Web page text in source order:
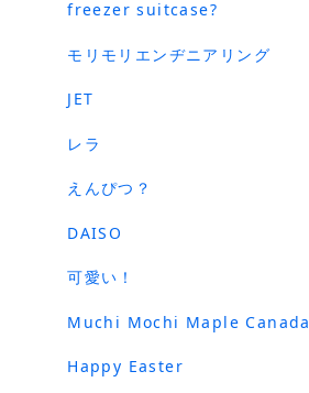
freezer suitcase?
モリモリエンヂニアリング
JET
レラ
えんぴつ？
DAISO
可愛い！
Muchi Mochi Maple Canada
Happy Easter